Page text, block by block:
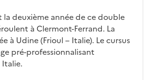
la deuxième année de ce double
à Clermont-Ferrand. La
à Udine (Frioul – Italie). Le cursus
pré-professionnalisant